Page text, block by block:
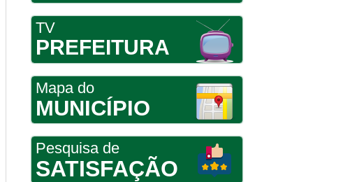
TV
PREFEITURA
Mapa do
MUNICÍPIO
Pesquisa de
SATISFAÇÃO